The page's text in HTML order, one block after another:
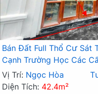
Bán Đất Full Thổ Cư Sát
Cạnh Trường Học Các
Vị Trí: Ngọc Hòa
Diện Tích: 42.4m²